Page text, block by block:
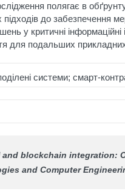
полягає в
до забезпечення
у критичні
для подальших
системи; смарт-
and blockchain
and Computer